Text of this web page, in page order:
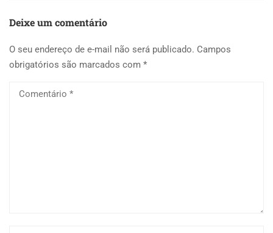
Deixe um comentário
O seu endereço de e-mail não será publicado. Campos
obrigatórios são marcados com *